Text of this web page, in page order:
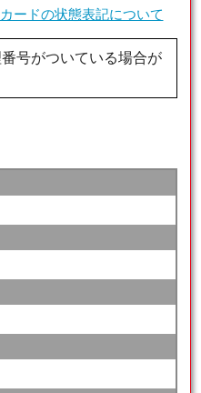
ードの状態表記について
号がついている場合が